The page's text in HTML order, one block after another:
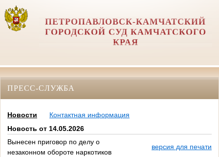
ПЕТРОПАВЛОВСК-КАМЧАТСКИЙ
ГОРОДСКОЙ СУД КАМЧАТСКОГО
КРАЯ
ПРЕСС-СЛУЖБА
Новости
Контактная информация
Новость от 14.05.2026
Вынесен приговор по делу о
незаконном обороте наркотиков
версия для печати